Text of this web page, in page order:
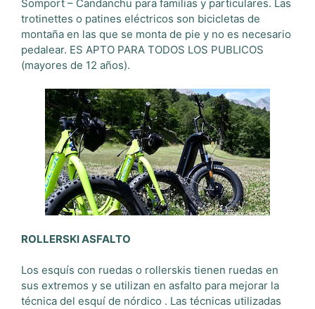
Somport – Candanchu para familias y particulares. Las
trotinettes o patines eléctricos son bicicletas de
montaña en las que se monta de pie y no es necesario
pedalear. ES APTO PARA TODOS LOS PUBLICOS
(mayores de 12 años).
ROLLERSKI ASFALTO
Los esquís con ruedas o rollerskis tienen ruedas en
sus extremos y se utilizan en asfalto para mejorar la
técnica del esquí de nórdico . Las técnicas utilizadas